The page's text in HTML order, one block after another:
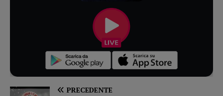
PRECEDENTE